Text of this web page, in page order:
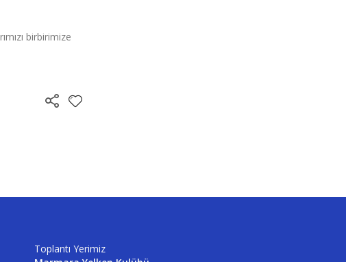
birbirimize
Toplantı Yerimiz